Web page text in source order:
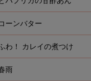
ーンバター
わ！ カレイの煮つけ
雨